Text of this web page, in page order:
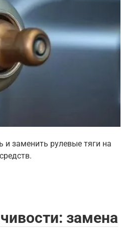
и заменить рулевые тяги на
замена